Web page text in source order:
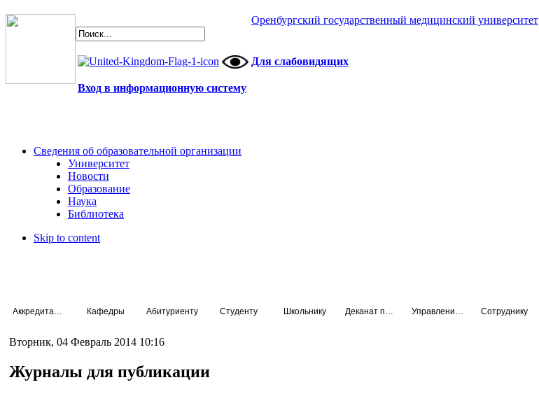
Оренбургский государственный медицинский университет
Для слабовидящих
Вход в информационную систему
Сведения об образовательной организации
Университет
Новости
Образование
Наука
Библиотека
Skip to content
Кафедры Абитуриенту Студенту Школьнику Сотруднику
Вторник, 04 Февраль 2014 10:16
Журналы для публикации